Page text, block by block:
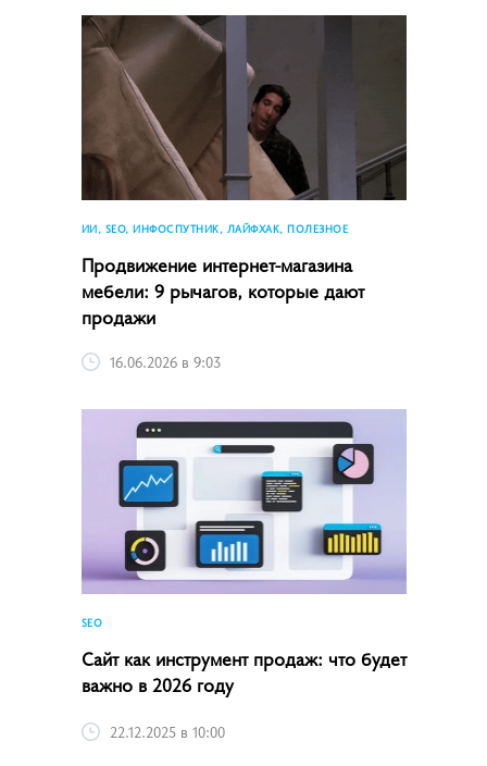
ИИ, SEO, ИНФОСПУТНИК, ЛАЙФХАК, ПОЛЕЗНОЕ
Продвижение интернет-магазина
мебели: 9 рычагов, которые дают
продажи
16.06.2026 в 9:03
SEO
Сайт как инструмент продаж: что будет
важно в 2026 году
22.12.2025 в 10:00